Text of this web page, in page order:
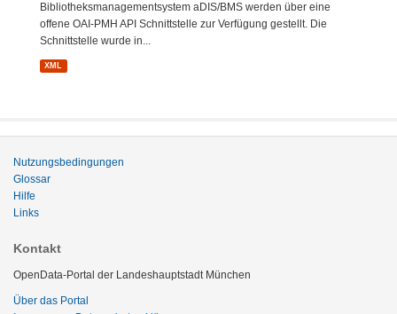
Bibliotheksmanagementsystem aDIS/BMS werden über eine
offene OAI-PMH API Schnittstelle zur Verfügung gestellt. Die
Schnittstelle wurde in...
XML
Nutzungsbedingungen
Glossar
Hilfe
Links
Kontakt
OpenData-Portal der Landeshauptstadt München
Über das Portal